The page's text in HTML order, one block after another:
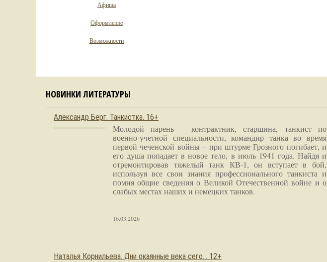
Афиша
Оформление
Возможности
НОВИНКИ ЛИТЕРАТУРЫ
Александр Берг. Танкистка. 16+
Молодой парень – контрактник, старшина, танкист по
военно-учетной специальности, командир танка во время
первой чеченской войны – при штурме Грозного погибает, и
его душа попадает в новое тело, в июль 1941 года. Найдя и
отремонтировав тяжелый танк КВ-1, он вступает в бой,
используя все свои знания профессионального танкиста и
помня общие сведения о Великой Отечественной войне и о
слабых местах наших и немецких танков.
16.03.2026
Наталья Корнильева. Дни окаянные века сего… 12+